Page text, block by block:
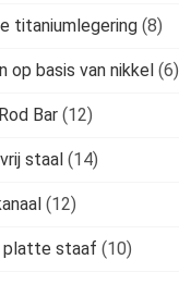
titaniumlegering (8)
op basis van nikkel (6)
Bar (12)
staal (14)
(12)
platte staaf (10)